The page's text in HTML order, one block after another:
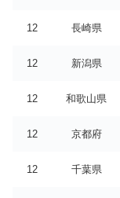
12 長崎県
12 新潟県
12 和歌山県
12 京都府
12 千葉県